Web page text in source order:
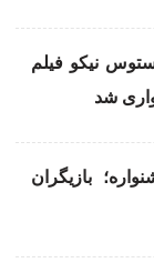
نیکو فیلم
شد
بازیگران